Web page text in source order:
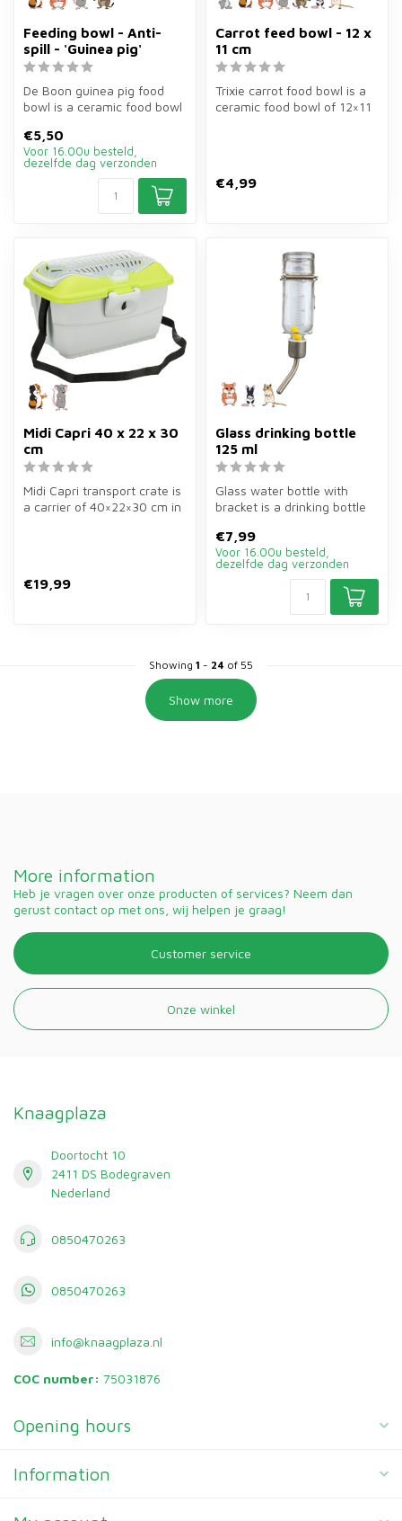
Feeding bowl - Anti-
spill - 'Guinea pig'
De Boon guinea pig food
bowl is a ceramic food bowl
an...
€5,50
Voor 16.00u besteld,
dezelfde dag verzonden
Carrot feed bowl - 12 x
11 cm
Trixie carrot food bowl is a
ceramic food bowl of 12×11
€4,99
Midi Capri 40 x 22 x 30
cm
Midi Capri transport crate is
a carrier of 40×22×30 cm in
€19,99
Glass drinking bottle
125 ml
Glass water bottle with
bracket is a drinking bottle
€7,99
Voor 16.00u besteld,
dezelfde dag verzonden
Showing 1 - 24 of 55
Show more
More information
Heb je vragen over onze producten of services? Neem dan
gerust contact op met ons, wij helpen je graag!
Customer service
Onze winkel
Knaagplaza
Doortocht 10
2411 DS Bodegraven
Nederland
0850470263
0850470263
info@knaagplaza.nl
COC number: 75031876
Opening hours
Information